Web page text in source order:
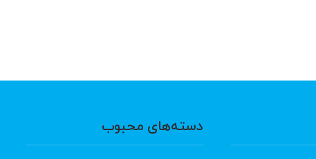
دسته‌های محبوب